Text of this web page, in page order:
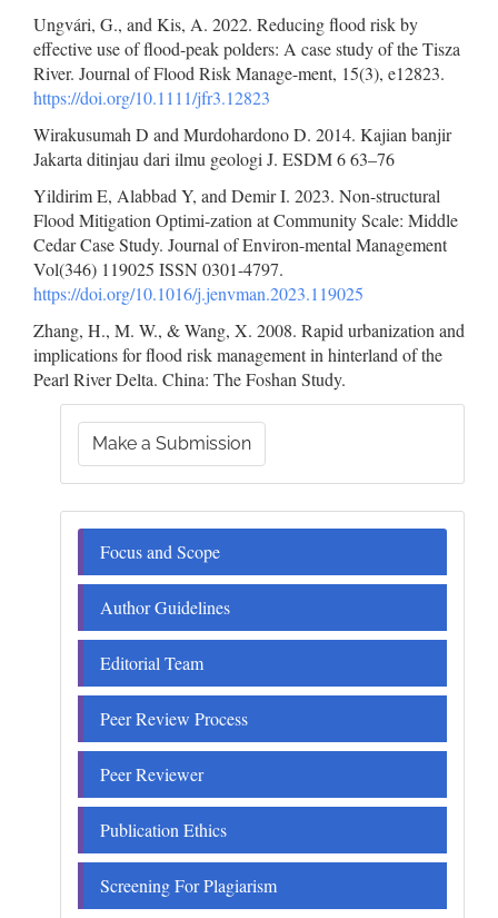
Ungvári, G., and Kis, A. 2022. Reducing flood risk by
effective use of flood-peak polders: A case study of the Tisza
River. Journal of Flood Risk Manage-ment, 15(3), e12823.
https://doi.org/10.1111/jfr3.12823
Wirakusumah D and Murdohardono D. 2014. Kajian banjir
Jakarta ditinjau dari ilmu geologi J. ESDM 6 63–76
Yildirim E, Alabbad Y, and Demir I. 2023. Non-structural
Flood Mitigation Optimi-zation at Community Scale: Middle
Cedar Case Study. Journal of Environ-mental Management
Vol(346) 119025 ISSN 0301-4797.
https://doi.org/10.1016/j.jenvman.2023.119025
Zhang, H., M. W., & Wang, X. 2008. Rapid urbanization and
implications for flood risk management in hinterland of the
Pearl River Delta. China: The Foshan Study.
Make
a
Submission
Make a Submission
Menu
Focus and Scope
Author Guidelines
Editorial Team
Peer Review Process
Peer Reviewer
Publication Ethics
Screening For Plagiarism